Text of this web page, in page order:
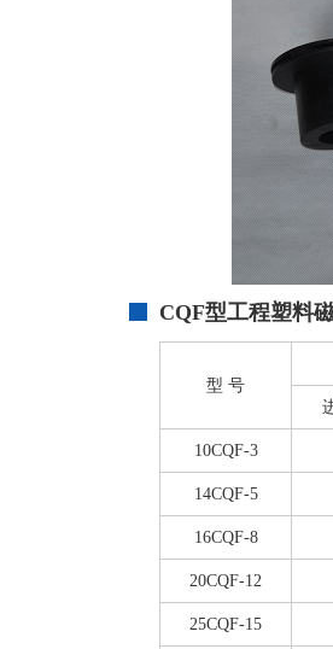
CQF型工程塑料
型 号
10CQF-3
14CQF-5
16CQF-8
20CQF-12
25CQF-15